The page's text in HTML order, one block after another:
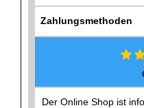
Zahlungsmethoden
Der Online Shop ist